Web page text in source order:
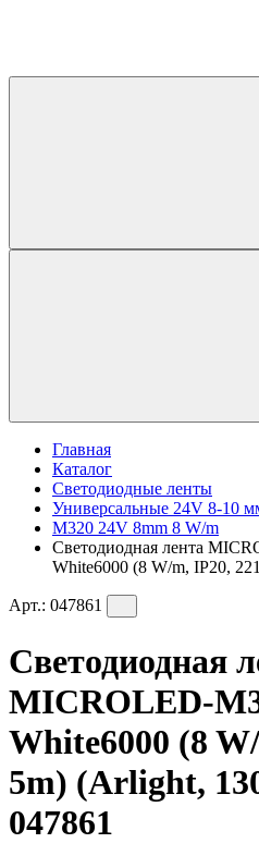
Главная
Каталог
Светодиодные ленты
Универсальные 24V 8-10
M320 24V 8mm 8 W/m
Светодиодная лента
White6000 (8 W/m, IP20,
Арт.: 047861
Светодиодная
MICROLED-
White6000 (8
5m) (Arlight,
047861